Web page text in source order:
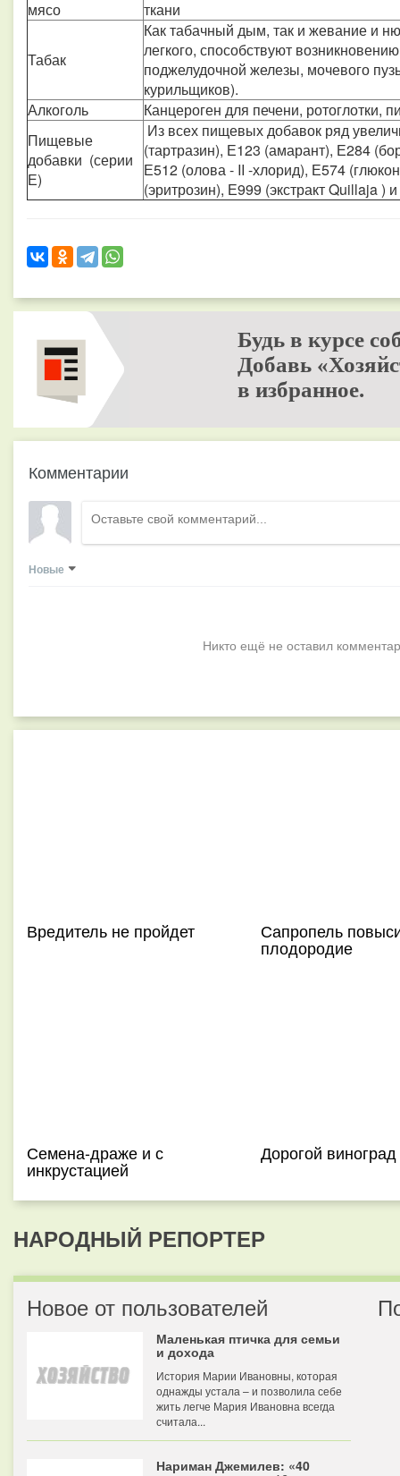
мясо
ткани
Табак
Как табачный дым, так и жевание и
легкого, способствуют
поджелудочной железы, мочевого
курильщиков).
Алкоголь
Канцероген для печени, ротоглотки,
Пищевые
добавки (серии
Е)
Из всех пищевых добавок ряд
(тартразин), Е123 (амарант), Е284
Е512 (олова - II -хлорид), Е574
(эритрозин), Е999 (экстракт Quillaja )
Будь в курсе
Добавь
в избранное.
Комментарии
Новые
Никто ещё не оставил
Вредитель не пройдет Сапропель
плодородие
Семена-драже и с
инкрустацией
Дорогой виноград
НАРОДНЫЙ РЕПОРТЕР
Новое от пользователей
Маленькая птичка для семьи
и дохода
История Марии Ивановны, которая
однажды устала – и позволила себе
жить легче Мария Ивановна всегда
считала...
Нариман Джемилев: «40